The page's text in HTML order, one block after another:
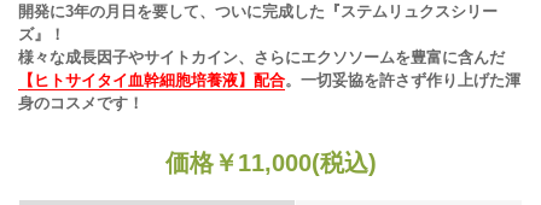
開発に3年の月日を要して、ついに完成した『ステムリュクスシリー
ズ』！
様々な成長因子やサイトカイン、さらにエクソソームを豊富に含んだ
【ヒトサイタイ血幹細胞培養液】配合。一切妥協を許さず作り上げた渾
身のコスメです！
価格￥11,000(税込)